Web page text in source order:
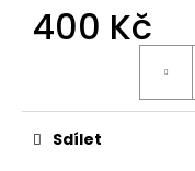
400 Kč
Sdílet
D
o